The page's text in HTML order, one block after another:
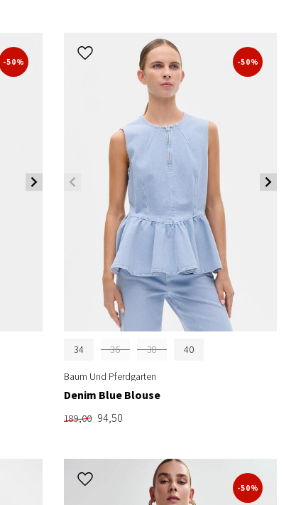
-50% -50%
34 36 38 40
Baum Und Pferdgarten
Denim Blue Blouse
189,00 94,50
-50%